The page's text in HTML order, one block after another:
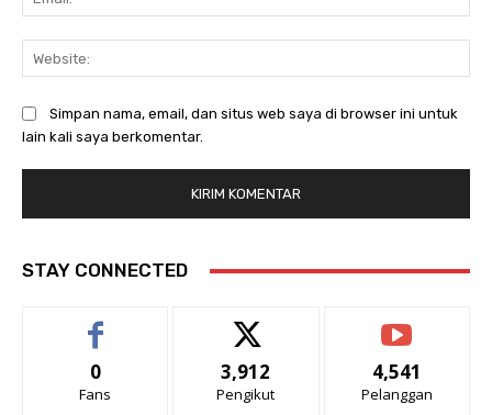
Simpan nama, email, dan situs web saya di browser ini untuk
lain kali saya berkomentar.
STAY CONNECTED
0
Fans
3,912
Pengikut
4,541
Pelanggan